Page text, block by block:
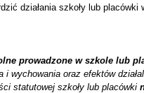
działania szkoły lub placówki
prowadzone w szkole lub
i wychowania oraz efektów
statutowej szkoły lub placówki